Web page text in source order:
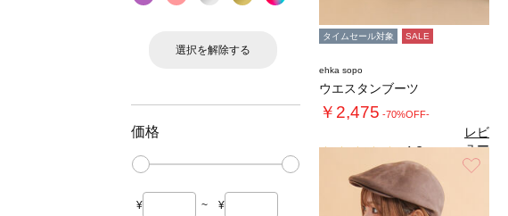
選択を解除する
価格
¥ ~ ¥
タイムセール対象 SALE
ehka sopo
ウエスタンブーツ
￥2,475 -70%OFF-
4.8（6）
レビ
ュー
を見
る